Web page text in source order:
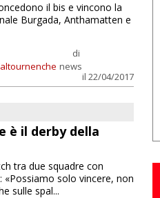
di
news
il 22/04/2017
il bis e vincono la
Burgada, Anthamatten e
è il derby della
tra due squadre con
solo vincere, non
sulle spal...